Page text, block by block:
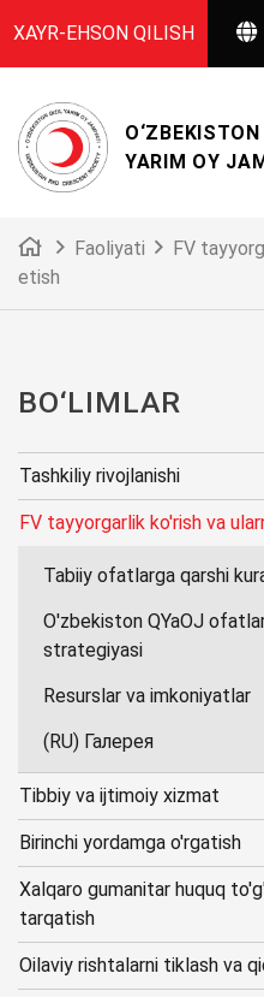
XAYR-EHSON QILISH
YARIM OY
Faoliyati
FV
etish
BO‘LIMLАR
Tashkiliy rivojlanishi
FV tayyorgarlik ko'rish va
Tabiiy ofatlarga qarshi
O'zbekiston QYaOJ
strategiyasi
Resurslar va imkoniyatlar
(RU) Галерея
Tibbiy va ijtimoiy xizmat
Birinchi yordamga o'rgatish
Xalqaro gumanitar huquq
tarqatish
Oilaviy rishtalarni tiklash va